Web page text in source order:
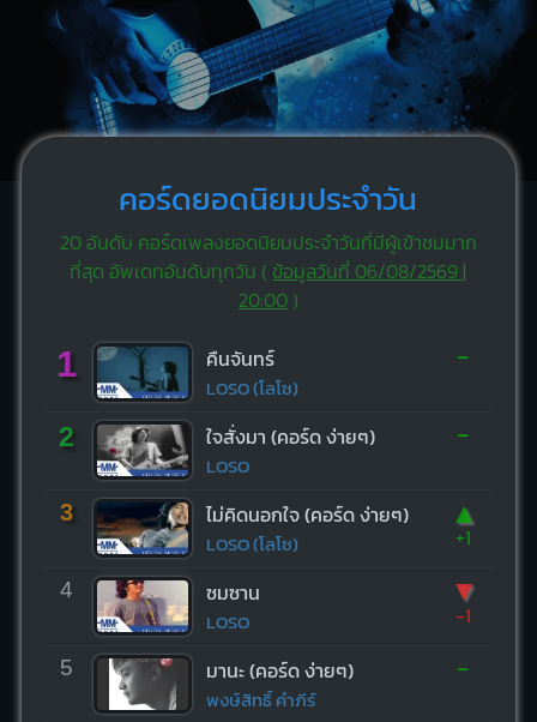
คอร์ดยอดนิยมประจำวัน
20 อันดับ คอร์ดเพลงยอดนิยมประจำวันที่มีผู้เข้าชมมาก
ที่สุด อัพเดทอันดับทุกวัน ( ข้อมูลวันที่ 06/08/2569 |
20:00)
1 คืนจันทร์
LOSO (โลโซ)
-
2 ใจสั่งมา (คอร์ด ง่ายๆ)
LOSO
-
3 ไม่คิดนอกใจ (คอร์ด ง่ายๆ)
LOSO (โลโซ)
▲
+1
4 ซมซาน
LOSO
▼
-1
5 มานะ (คอร์ด ง่ายๆ)
พงษ์สิทธิ์ คำภีร์
-